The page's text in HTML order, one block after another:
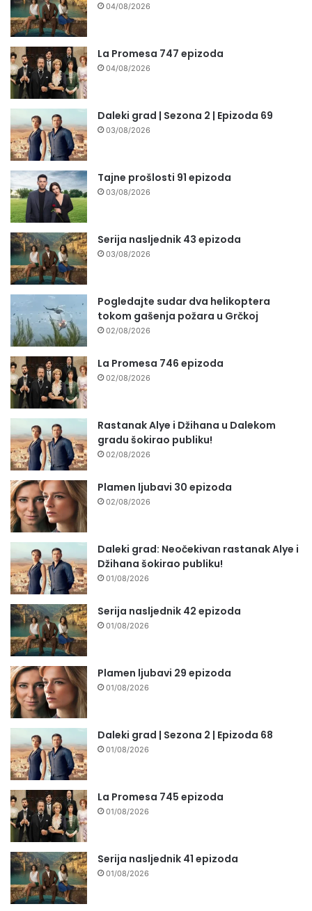
04/08/2026
La Promesa 747 epizoda
04/08/2026
Daleki grad | Sezona 2 | Epizoda 69
03/08/2026
Tajne prošlosti 91 epizoda
03/08/2026
Serija nasljednik 43 epizoda
03/08/2026
Pogledajte sudar dva helikoptera
tokom gašenja požara u Grčkoj
02/08/2026
La Promesa 746 epizoda
02/08/2026
Rastanak Alye i Džihana u Dalekom
gradu šokirao publiku!
02/08/2026
Plamen ljubavi 30 epizoda
02/08/2026
Daleki grad: Neočekivan rastanak Alye i
Džihana šokirao publiku!
01/08/2026
Serija nasljednik 42 epizoda
01/08/2026
Plamen ljubavi 29 epizoda
01/08/2026
Daleki grad | Sezona 2 | Epizoda 68
01/08/2026
La Promesa 745 epizoda
01/08/2026
Serija nasljednik 41 epizoda
01/08/2026